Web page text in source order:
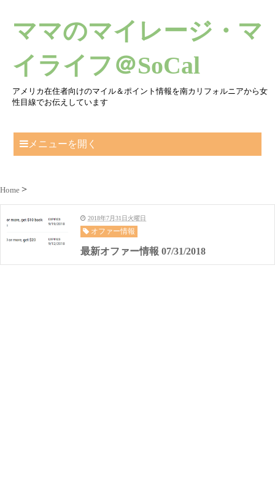
ママのマイレージ・マ
イライフ＠SoCal
アメリカ在住者向けのマイル＆ポイント情報を南カリフォルニアから女
性目線でお伝えしています
メニューを開く
Home
2018年7月31日火曜日
オファー情報
最新オファー情報 07/31/2018